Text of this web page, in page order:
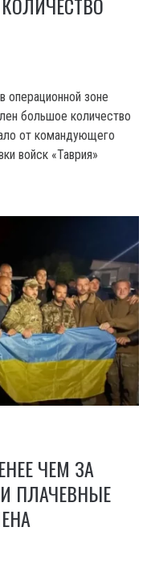
операционной зоне
большое количество
от командующего
войск «Таврия»
ЧЕМ ЗА
ПЛАЧЕВНЫЕ